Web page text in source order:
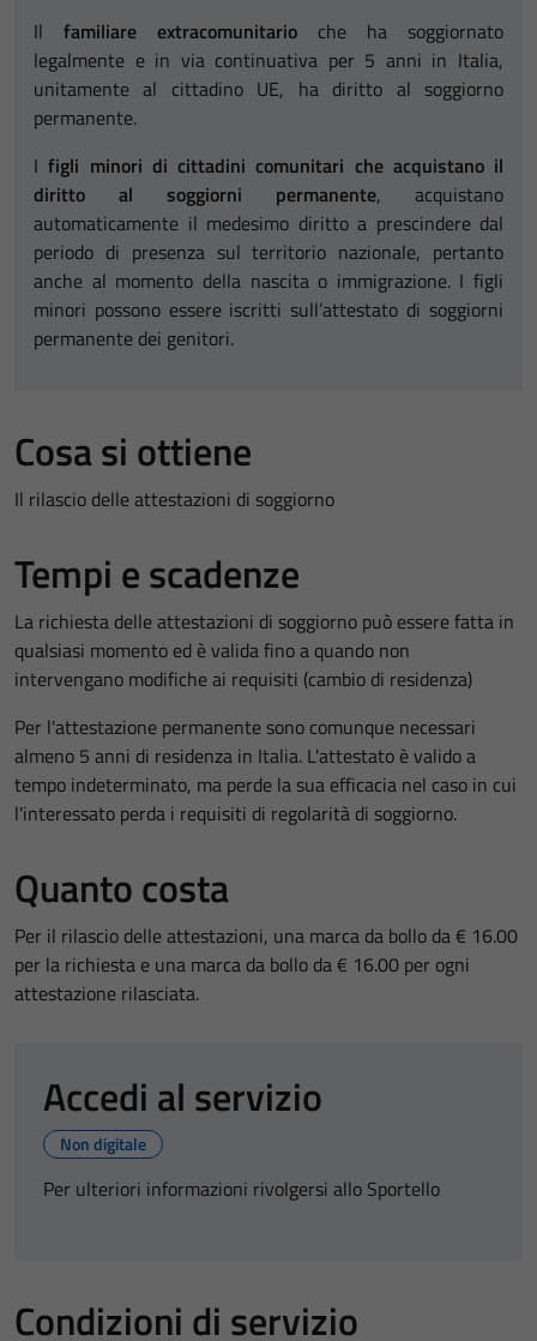
Il familiare extracomunitario che ha soggiornato
legalmente e in via continuativa per 5 anni in Italia,
unitamente al cittadino UE, ha diritto al soggiorno
permanente.
Ifigli minori di cittadini comunitari che acquistano il
diritto al soggiorni permanente, acquistano
automaticamente il medesimo diritto a prescindere dal
periodo di presenza sul territorio nazionale, pertanto
anche al momento della nascita o immigrazione. I figli
minori possono essere iscritti sull’attestato di soggiorni
permanente dei genitori.
Cosa si ottiene
Il rilascio delle attestazioni di soggiorno
Tempi e scadenze
La richiesta delle attestazioni di soggiorno può essere fatta in
qualsiasi momento ed è valida fino a quando non
intervengano modifiche ai requisiti (cambio di residenza)
Per l'attestazione permanente sono comunque necessari
almeno 5 anni di residenza in Italia. L'attestato è valido a
tempo indeterminato, ma perde la sua efficacia nel caso in cui
l'interessato perda i requisiti di regolarità di soggiorno.
Quanto costa
Per il rilascio delle attestazioni, una marca da bollo da € 16.00
per la richiesta e una marca da bollo da € 16.00 per ogni
attestazione rilasciata.
Accedi al servizio
Non digitale
Per ulteriori informazioni rivolgersi allo Sportello
Condizioni di servizio